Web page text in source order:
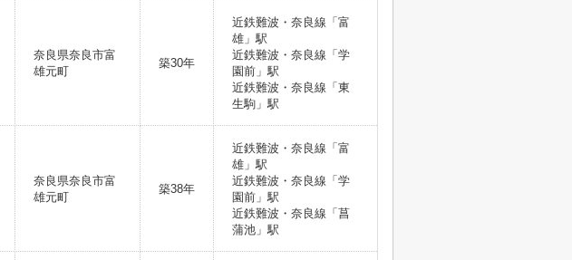
奈良県奈良市富
雄元町
築30年
近鉄難波・奈良線「富
雄」駅
近鉄難波・奈良線「学
園前」駅
近鉄難波・奈良線「東
生駒」駅
奈良県奈良市富
雄元町
築38年
近鉄難波・奈良線「富
雄」駅
近鉄難波・奈良線「学
園前」駅
近鉄難波・奈良線「菖
蒲池」駅